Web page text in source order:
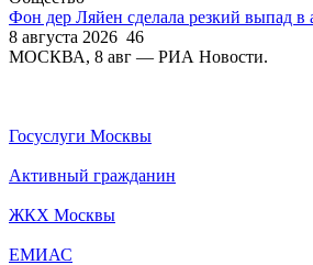
Фон дер Ляйен сделала резкий выпад в
8 августа 2026 46
МОСКВА, 8 авг — РИА Новости.
Госуслуги Москвы
Активный гражданин
ЖКХ Москвы
ЕМИАС